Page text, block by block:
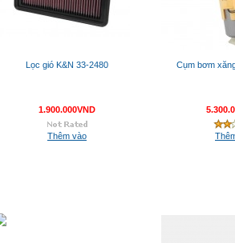
Lọc gió K&N 33-2480
1.900.000VND
Thêm vào
Cụm bơm